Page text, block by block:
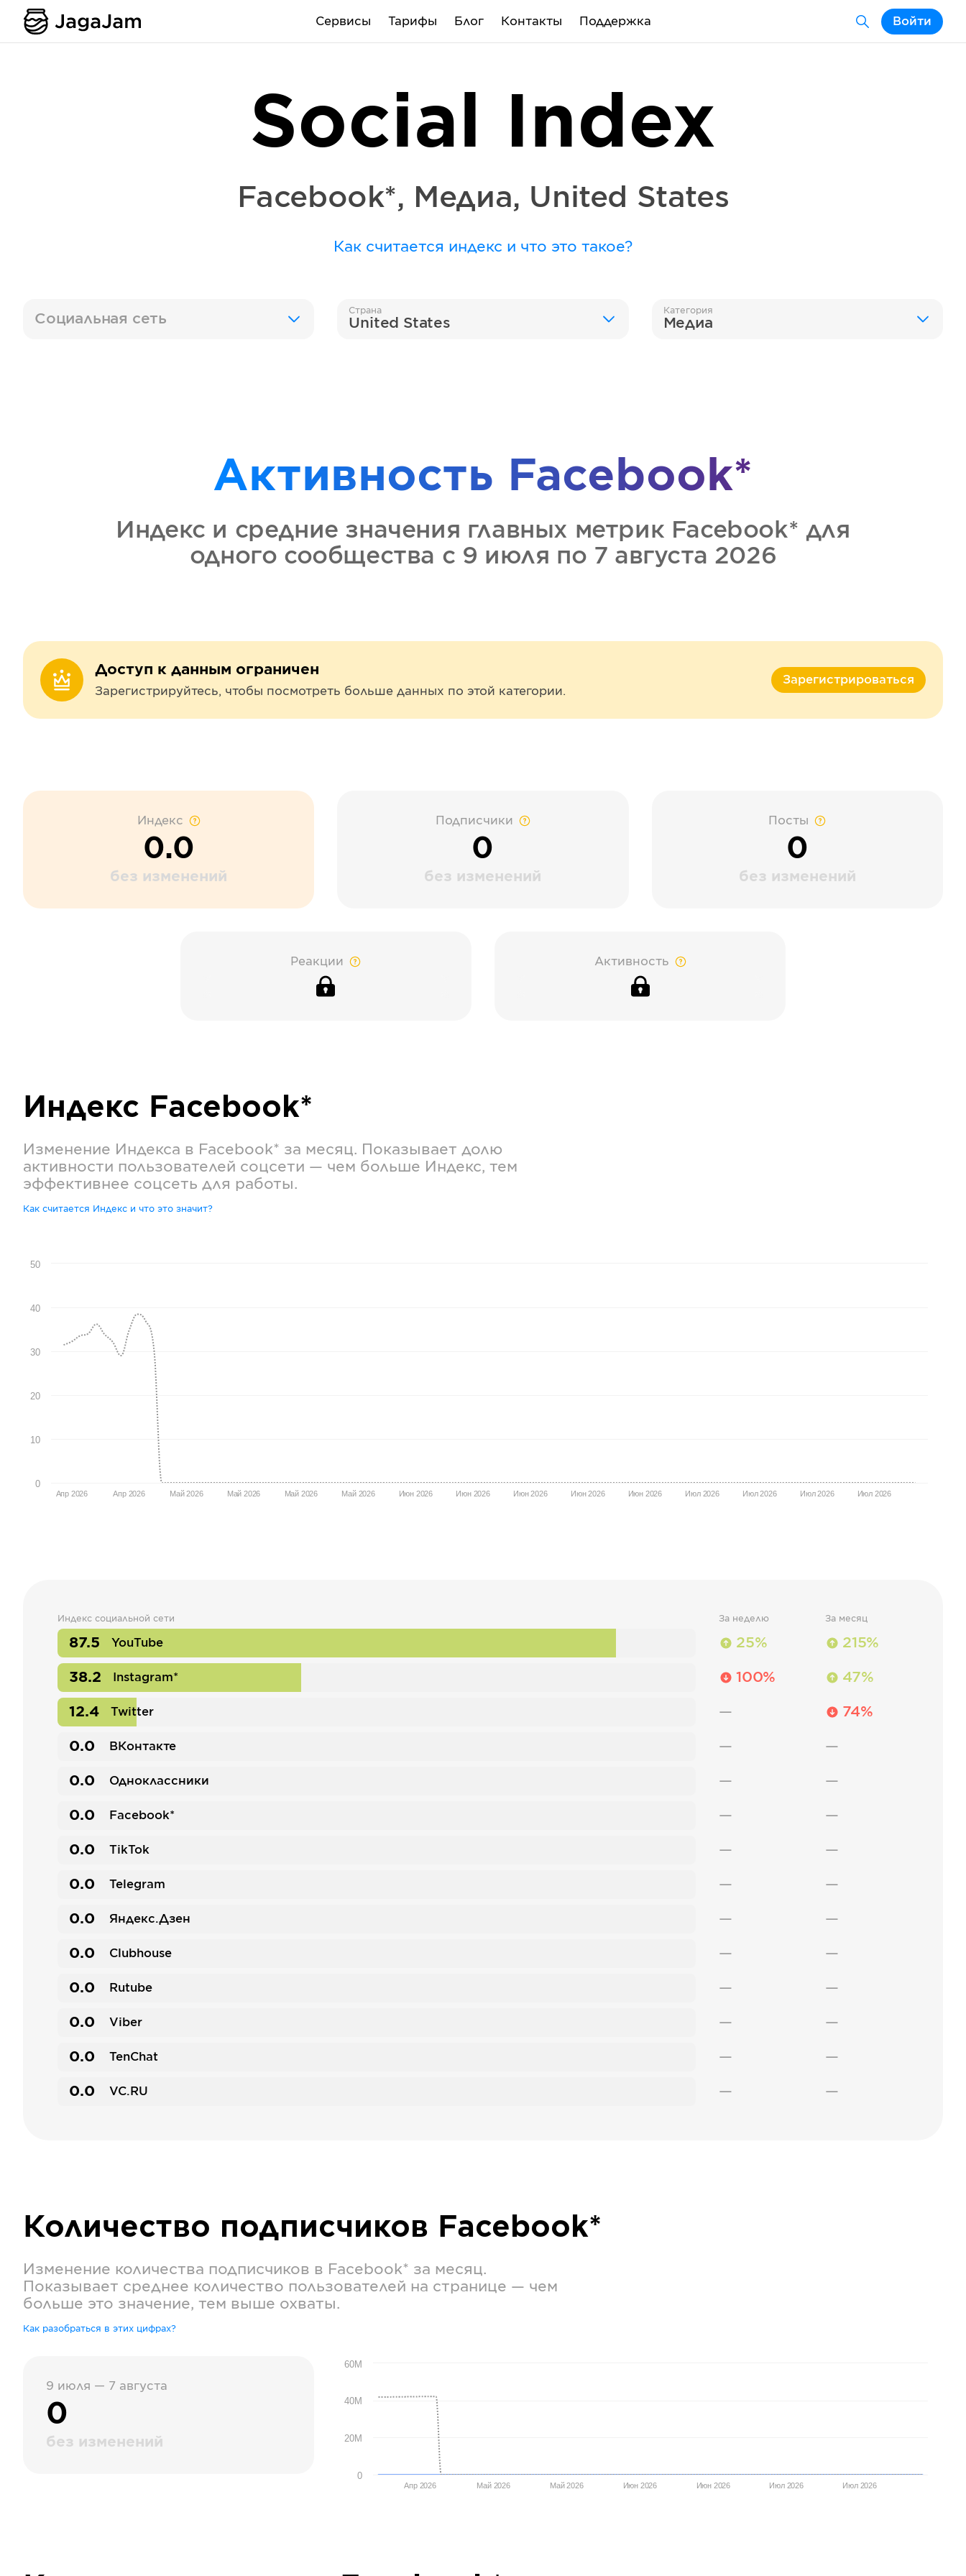
Сервисы Тарифы Блог Контакты Поддержка Войти
Social Index
Facebook*, Медиа, United States
Как считается индекс и что это такое?
Социальная сеть
Страна
United States
Категория
Медиа
Активность Facebook*
Индекс и средние значения главных метрик Facebook* для
одного сообщества с 9 июля по 7 августа 2026
Доступ к данным ограничен
Зарегистрируйтесь, чтобы посмотреть больше данных по этой категории.
Зарегистрироваться
Индекс
0.0
без изменений
Подписчики
0
без изменений
Посты
0
без изменений
Реакции Активность
Индекс Facebook*
Изменение Индекса в Facebook* за месяц. Показывает долю
активности пользователей соцсети — чем больше Индекс, тем
эффективнее соцсеть для работы.
Как считается Индекс и что это значит?
Апр 2026 Апр 2026 Май 2026 Май 2026 Май 2026 Май 2026 Июн 2026 Июн 2026 Июн 2026 Июн 2026 Июн 2026 Июл 2026 Июл 2026 Июл 2026 Июл 2026
0
10
20
30
40
50
Индекс социальной сети За неделю За месяц
87.5 YouTube 25% 215%
38.2 Instagram* 100% 47%
12.4 Twitter — 74%
0.0 ВКонтакте — —
0.0 Одноклассники — —
0.0 Facebook* — —
0.0 TikTok — —
0.0 Telegram — —
0.0 Яндекс.Дзен — —
0.0 Clubhouse — —
0.0 Rutube — —
0.0 Viber — —
0.0 TenChat — —
0.0 VC.RU — —
Количество подписчиков Facebook*
Изменение количества подписчиков в Facebook* за месяц.
Показывает среднее количество пользователей на странице — чем
больше это значение, тем выше охваты.
Как разобраться в этих цифрах?
9 июля — 7 августа
0
без изменений
Апр 2026 Май 2026 Май 2026 Июн 2026 Июн 2026 Июл 2026 Июл 2026
0
20M
40M
60M